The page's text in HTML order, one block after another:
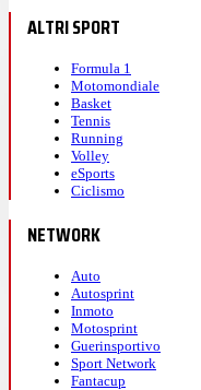
ALTRI SPORT
Formula 1
Motomondiale
Basket
Tennis
Running
Volley
eSports
Ciclismo
NETWORK
Auto
Autosprint
Inmoto
Motosprint
Guerinsportivo
Sport Network
Fantacup